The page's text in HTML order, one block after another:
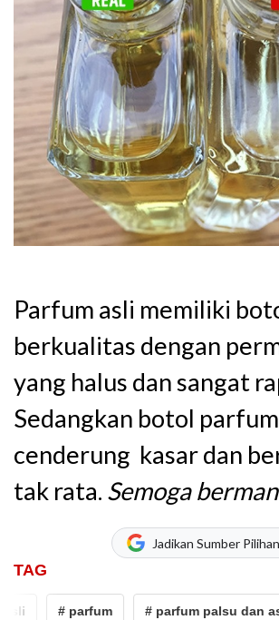
Parfum asli memiliki
berkualitas dengan
yang halus dan sangat
Sedangkan botol
cenderung kasar dan
tak rata. Semoga
Jadikan Sumber Pilihan
TAG
# parfum # parfum palsu dan asli